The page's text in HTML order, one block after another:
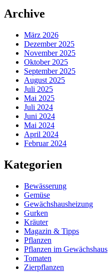
Archive
März 2026
Dezember 2025
November 2025
Oktober 2025
September 2025
August 2025
Juli 2025
Mai 2025
Juli 2024
Juni 2024
Mai 2024
April 2024
Februar 2024
Kategorien
Bewässerung
Gemüse
Gewächshausheizung
Gurken
Kräuter
Magazin & Tipps
Pflanzen
Pflanzen im Gewächshaus
Tomaten
Zierpflanzen